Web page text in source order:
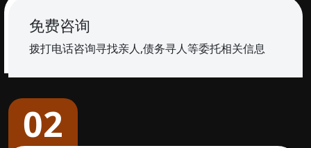
免费咨询
拨打电话咨询寻找亲人,债务寻人等委托相关信息
02